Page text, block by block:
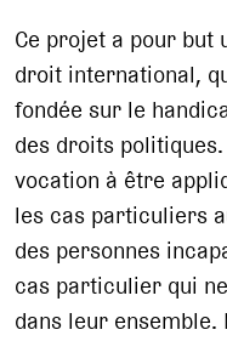
Ce projet a pour but
droit international,
fondée sur le
des droits
vocation à être
les cas particuliers
des personnes
cas particulier qui
dans leur